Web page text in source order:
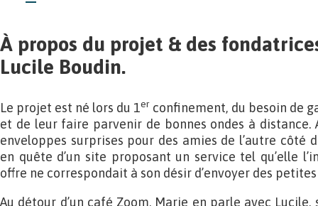
À propos du projet & des
Lucile Boudin.
Le projet est né lors du 1er confinement, du besoin de
et de leur faire parvenir de bonnes ondes à distance.
enveloppes surprises pour des amies de l’autre côté
en quête d’un site proposant un service tel qu’elle
offre ne correspondait à son désir d’envoyer des
Au détour d’un café Zoom, Marie en parle avec Lucile,